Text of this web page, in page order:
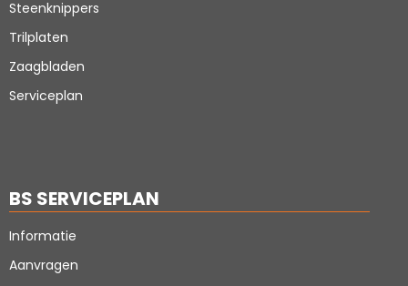
Steenknippers
Trilplaten
Zaagbladen
Serviceplan
BS SERVICEPLAN
Informatie
Aanvragen